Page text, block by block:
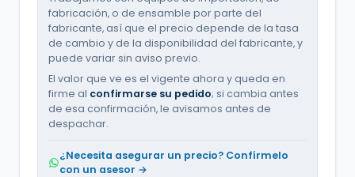
fabricación, o de ensamble por parte del
fabricante, así que el precio depende de la tasa
de cambio y de la disponibilidad del fabricante, y
puede variar sin aviso previo.
El valor que ve es el vigente ahora y queda en
firme al confirmarse su pedido; si cambia antes
de esa confirmación, le avisamos antes de
despachar.
¿Necesita asegurar un precio? Confírmelo
con un asesor →